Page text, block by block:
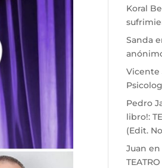
Koral
Sanda
Vicente
Pedro
libro!:
(Edit.
Juan en